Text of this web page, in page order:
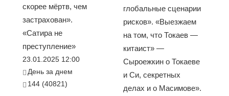
скорее мёртв, чем
застрахован».
«Сатира не
преступление»
23.01.2025 12:00
День за днем
144 (40821)
глобальные сценарии
рисков». «Выезжаем
на том, что Токаев —
китаист» —
Сыроежкин о Токаеве
и Си, секретных
делах и о Масимове».